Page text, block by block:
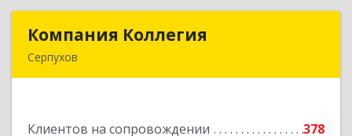
Компания Коллегия
Серпухов
Клиентов на сопровождении
378
Компания Коллегия
Подробнее